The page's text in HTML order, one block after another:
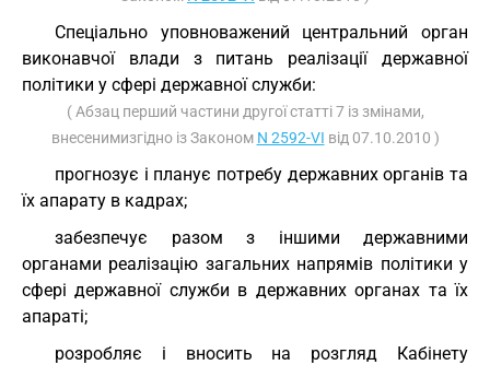
Спеціально уповноважений центральний орган
виконавчої влади з питань реалізації державної
політики у сфері державної служби:
( Абзац перший частини другої статті 7 із змінами,
внесенимизгідно із Законом N 2592-VI від 07.10.2010 )
прогнозує і планує потребу державних органів та
їх апарату в кадрах;
забезпечує разом з іншими державними
органами реалізацію загальних напрямів політики у
сфері державної служби в державних органах та їх
апараті;
розробляє і вносить на розгляд Кабінету